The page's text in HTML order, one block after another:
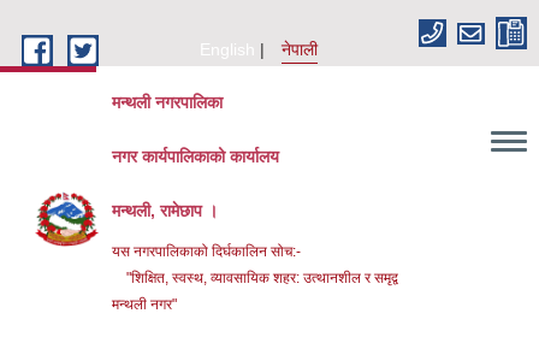
English
नेपाली
मन्थली नगरपालिका
नगर कार्यपालिकाको कार्यालय
मन्थली, रामेछाप ।
यस नगरपालिकाको दिर्घकालिन सोच:-
"शिक्षित, स्वस्थ, व्यावसायिक शहर: उत्थानशील र समृद्व
मन्थली नगर"